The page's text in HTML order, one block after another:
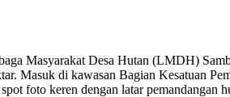
Masyarakat Desa Hutan (LMDH)
Masuk di kawasan Bagian Kesatuan
foto keren dengan latar pemandangan